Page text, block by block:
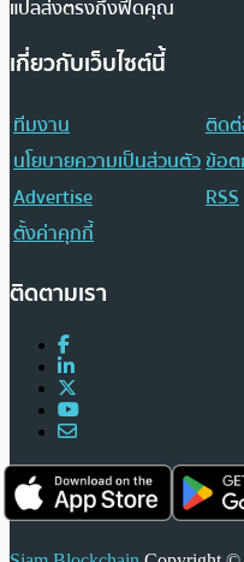
แปลส่งตรงถึงฟีดคุณ
เกี่ยวกับเว็บไซต์นี้
ทีมงาน
ติดต่
นโยบายความเป็นส่วนตัวข้อต
Advertise
RSS
ตั้งค่าคุกกี้
ติดตามเรา